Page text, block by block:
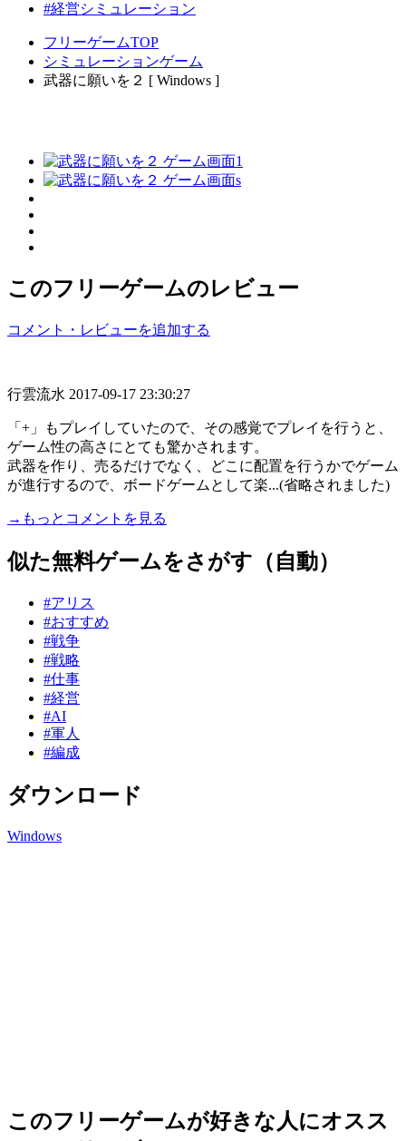
#経営シミュレーション
フリーゲームTOP
シミュレーションゲーム
武器に願いを２ [ Windows ]
このフリーゲームのレビュー
コメント・レビューを追加する
行雲流水 2017-09-17 23:30:27
「+」もプレイしていたので、その感覚でプレイを行うと、
ゲーム性の高さにとても驚かされます。
武器を作り、売るだけでなく、どこに配置を行うかでゲーム
が進行するので、ボードゲームとして楽...(省略されました)
→もっとコメントを見る
似た無料ゲームをさがす（自動）
#アリス
#おすすめ
#戦争
#戦略
#仕事
#経営
#AI
#軍人
#編成
ダウンロード
Windows
このフリーゲームが好きな人にオスス